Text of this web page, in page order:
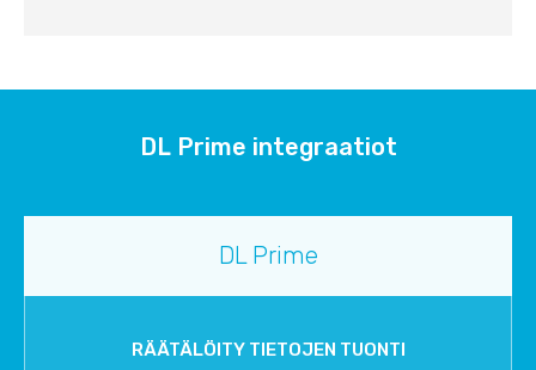
DL Prime integraatiot
DL Prime
RÄÄTÄLÖITY TIETOJEN TUONTI